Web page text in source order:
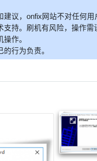
议，onfix网站不对任何用
持。刷机有风险，操作需
作。
行为负责。